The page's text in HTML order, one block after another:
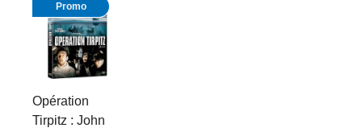
Promo
Opération
Tirpitz : John